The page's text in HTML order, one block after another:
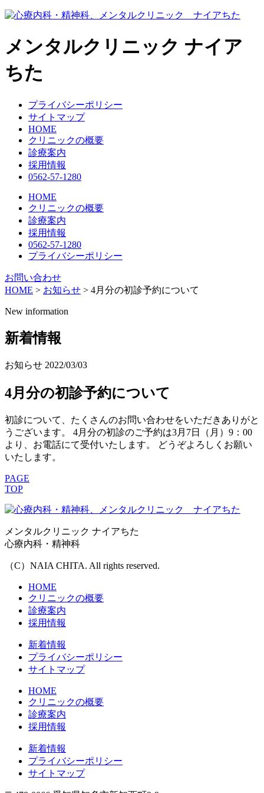
コ
ン
ツ
へ
メンタルクリニック ナイア
ちた
プライバシーポリシー
サイトマップ
HOME
クリニックの概要
診療案内
採用情報
0562-57-1280
HOME
クリニックの概要
診療案内
採用情報
0562-57-1280
プライバシーポリシー
お問い合わせ
HOME > お知らせ > 4月分の初診予約について
New information
新着情報
お知らせ 2022/03/03
4月分の初診予約について
初診について、たくさんのお問い合わせをいただきありがと
うございます。 4月分の初診のご予約は3月7日（月）9：00
より、お電話にて受付いたします。 どうぞよろしくお願い
いたします。
PAGE
TOP
メンタルクリニック ナイアちた
心療内科・精神科
（C）NAIA CHITA. All rights reserved.
HOME
クリニックの概要
診療案内
採用情報
新着情報
プライバシーポリシー
サイトマップ
HOME
クリニックの概要
診療案内
採用情報
新着情報
プライバシーポリシー
サイトマップ